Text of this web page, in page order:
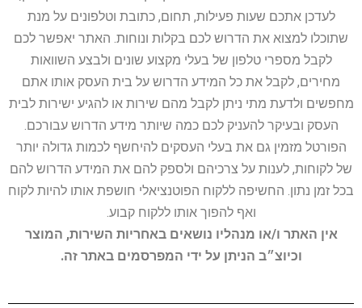
לעדכן אתכם שעות פעילות, תחום, כתובת וטלפונים על מנת
שתוכלו למצוא את הדרוש לכם בקלות ונוחות. האתר יאפשר לכם
לקבל מספרי טלפון של בעלי מקצוע שונים ולבצע השוואות
מחירים, לקבל את כל המידע הדרוש על בית העסק אותו אתם
מחפשים ולדעת מתי ניתן לקבל מהם שירות או להגיע ישירות לבית
העסק ובעיקר להעניק לכם כמה שיותר מידע הדרוש עבורכם.
הפורטל מזמין גם את בעלי העסקים להיחשף לכמות גדולה יותר
של לקוחות, לענות על צרכיהם ולספק להם את המידע הדרוש להם
בכל זמן נתון. החשיפה ללקוח הפוטנציאלי חושפת אותו להיות לקוח
ואף להפוך אותו ללקוח קבוע.
אין האתר ו/או מנהליו נושאים באחריות השירות, המוצר
וכיוצ״ב הניתן על ידי המפרסמים באתר זה.